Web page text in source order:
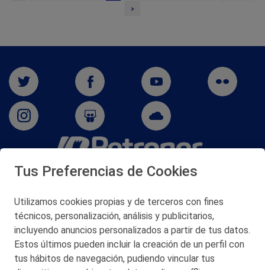
>
San Martín 5-Edificio Muñatones,
© 2026 Petronor S.A.
Tus Preferencias de Cookies
Utilizamos cookies propias y de terceros con fines
técnicos, personalización, análisis y publicitarios,
incluyendo anuncios personalizados a partir de tus datos.
Estos últimos pueden incluir la creación de un perfil con
tus hábitos de navegación, pudiendo vincular tus